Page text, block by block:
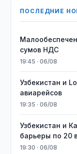
ПОСЛЕДНИЕ
сумов НДС
19:45 · 06/08
Узбекистан и
авиарейсов
19:35 · 06/08
Узбекистан и
барьеры по 20
19:30 · 06/08